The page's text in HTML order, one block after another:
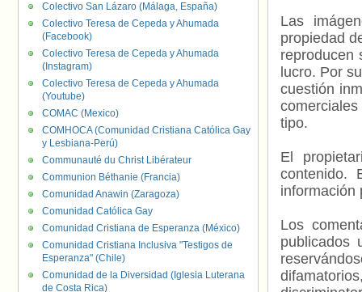
Las
propiedad
reproducen
lucro. Por
cuestión
tipo.
El
contenido.
información
Los
publicados
Colectivo San Lázaro (Málaga, España)
Colectivo Teresa de Cepeda y Ahumada
(Facebook)
Colectivo Teresa de Cepeda y Ahumada
(Instagram)
Colectivo Teresa de Cepeda y Ahumada
(Youtube)
COMAC (Mexico)
COMHOCA (Comunidad Cristiana Católica Gay
y Lesbiana-Perú)
Communauté du Christ Libérateur
Communion Béthanie (Francia)
Comunidad Anawin (Zaragoza)
Comunidad Católica Gay
Comunidad Cristiana de Esperanza (México)
Comunidad Cristiana Inclusiva "Testigos de
Esperanza" (Chile)
Comunidad de la Diversidad (Iglesia Luterana
de Costa Rica)